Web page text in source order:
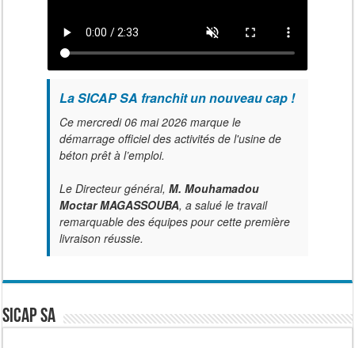
La SICAP SA franchit un nouveau cap !
Ce mercredi 06 mai 2026 marque le
démarrage officiel des activités de l'usine de
béton prêt à l’emploi.
Le Directeur général, M. Mouhamadou
Moctar MAGASSOUBA, a salué le travail
remarquable des équipes pour cette première
livraison réussie.
SICAP SA